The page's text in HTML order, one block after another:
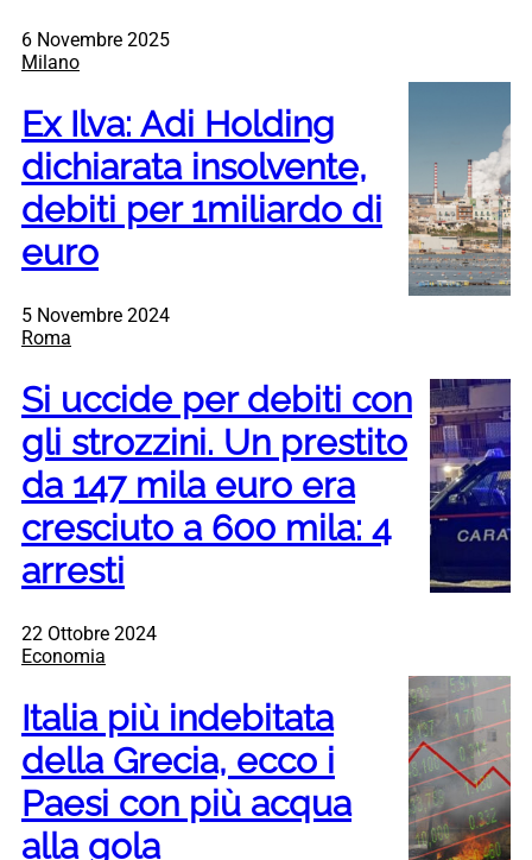
6 Novembre 2025
Milano
Ex Ilva: Adi Holding
dichiarata insolvente,
debiti per 1miliardo di
euro
5 Novembre 2024
Roma
Si uccide per debiti con
gli strozzini. Un prestito
da 147 mila euro era
cresciuto a 600 mila: 4
arresti
22 Ottobre 2024
Economia
Italia più indebitata
della Grecia, ecco i
Paesi con più acqua
alla gola